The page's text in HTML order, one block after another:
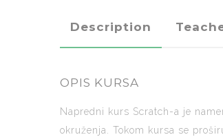
Description
OPIS KURSA
Napredni kurs Scratch-a je
okruženja. Tokom kursa se